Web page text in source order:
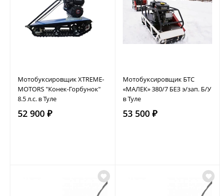
Мотобуксировщик XTREME-
MOTORS "Конек-Горбунок"
8.5 л.с. в Туле
52 900 ₽
Мотобуксировщик БТС
«МАЛЕК» 380/7 БЕЗ э/зап. Б/У
в Туле
53 500 ₽